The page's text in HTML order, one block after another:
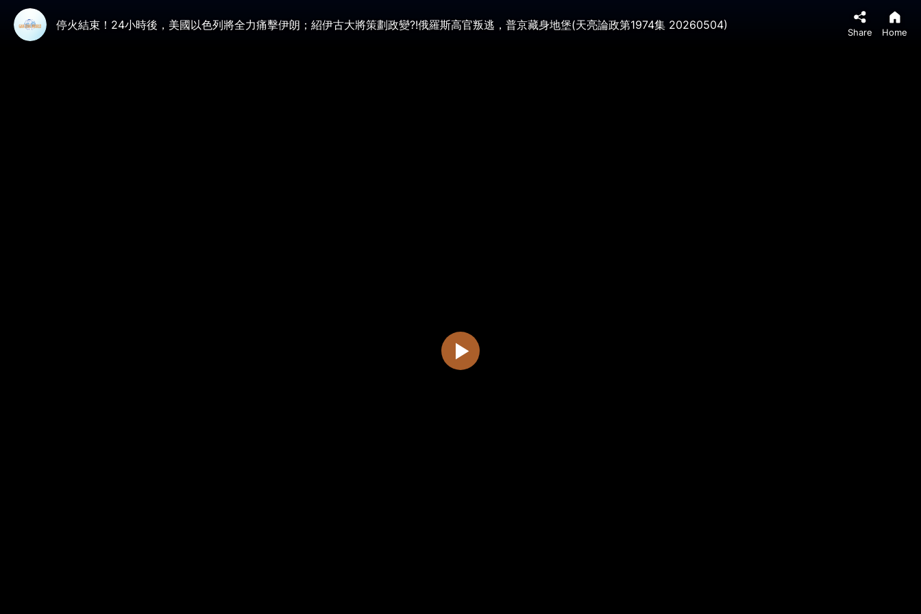
停火結束！24小時後，美國以色列將全力痛擊伊朗；紹伊古大將策劃政變?!俄羅斯高官叛逃，普京藏身地堡(天亮論政第1974集 20260504)
Share Home